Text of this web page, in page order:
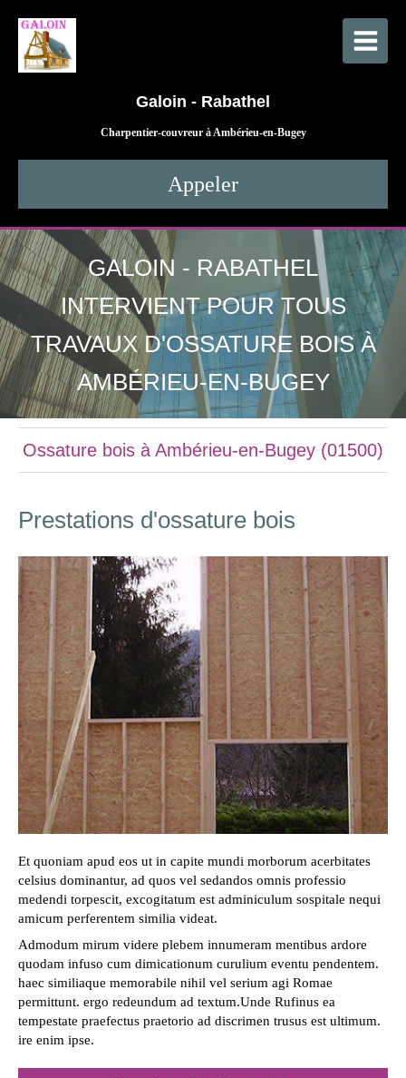
Galoin - Rabathel
Charpentier-couvreur à Ambérieu-en-Bugey
Appeler
GALOIN - RABATHEL
INTERVIENT POUR TOUS
TRAVAUX D'OSSATURE BOIS À
AMBÉRIEU-EN-BUGEY
Ossature bois à Ambérieu-en-Bugey (01500)
Prestations d'ossature bois
Et quoniam apud eos ut in capite mundi morborum acerbitates
celsius dominantur, ad quos vel sedandos omnis professio
medendi torpescit, excogitatum est adminiculum sospitale nequi
amicum perferentem similia videat.
Admodum mirum videre plebem innumeram mentibus ardore
quodam infuso cum dimicationum curulium eventu pendentem.
haec similiaque memorabile nihil vel serium agi Romae
permittunt. ergo redeundum ad textum.Unde Rufinus ea
tempestate praefectus praetorio ad discrimen trusus est ultimum.
ire enim ipse.